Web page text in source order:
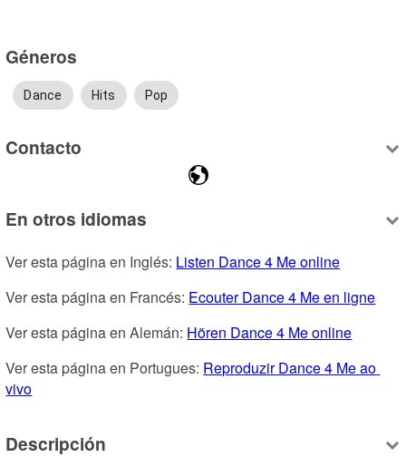
Géneros
Dance Hits Pop
Contacto
En otros idiomas
Ver esta página en Inglés: Listen Dance 4 Me online
Ver esta página en Francés: Ecouter Dance 4 Me en ligne
Ver esta página en Alemán: Hören Dance 4 Me online
Ver esta página en Portugues: Reproduzir Dance 4 Me ao
vivo
Descripción